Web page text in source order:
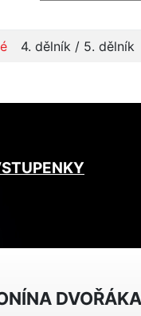
4. dělník / 5. dělník
DVOŘÁKA